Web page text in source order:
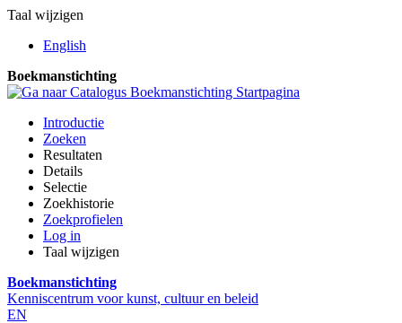
Taal wijzigen
English
Boekmanstichting
Introductie
Zoeken
Resultaten
Details
Selectie
Zoekhistorie
Zoekprofielen
Log in
Taal wijzigen
Boekmanstichting
Kenniscentrum voor kunst, cultuur en beleid
EN